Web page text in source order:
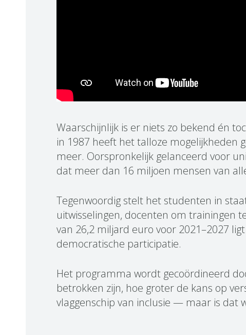
Waarschijnlijk is er niets zo bekend én
in 1987 heeft het talloze mogelijkheden
meer. Oorspronkelijk gelanceerd voor
dat meer dan 16 miljoen mensen van
Tegenwoordig stelt het studenten in
uitwisselingen, docenten om trainingen
van 26,2 miljard euro voor 2021–2027
democratische participatie.
Het programma wordt gecoördineerd
betrokken zijn, hoe groter de kans op
vlaggenschip van inclusie — maar is dat